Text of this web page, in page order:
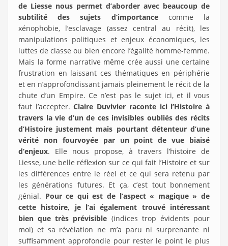
de Liesse nous permet d’aborder avec beaucoup de
subtilité des sujets d’importancecomme la
xénophobie, l’esclavage (assez central au récit), les
manipulations politiques et enjeux économiques, les
luttes de classe ou bien encore l’égalité homme-femme.
Mais la forme narrative même crée aussi une certaine
frustration en laissant ces thématiques en périphérie
et en n’approfondissant jamais pleinement le récit de la
chute d’un Empire. Ce n’est pas le sujet ici, et il vous
faut l’accepter.Claire Duvivier raconte ici l’Histoire à
travers la vie d’un de ces invisibles oubliés des récits
d’Histoire justement mais pourtant détenteur d’une
vérité non fourvoyée par un point de vue biaisé
d’enjeux. Elle nous propose, à travers l’histoire de
Liesse, une belle réflexion sur ce qui fait l’Histoire et sur
les différences entre le réel et ce qui sera retenu par
les générations futures. Et ça, c’est tout bonnement
génial. Pour ce qui est de l’aspect « magique » de
cette histoire, je l’ai également trouvé intéressant
bien que très prévisible (indices trop évidents pour
moi) et sa révélation ne m’a paru ni surprenante ni
suffisamment approfondie pour rester le point le plus